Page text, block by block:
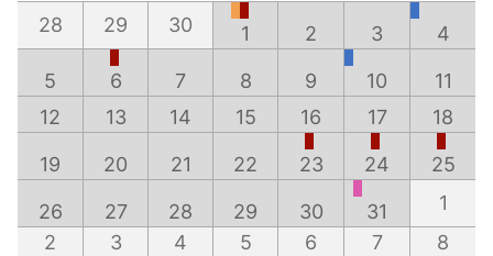
28
29 30 1 2 3 4
5 6 7 8 9 10
11
12
13 14 15 16 17 18
19 20 21 22 23 24 25
26 27 28 29 30 31
1
2
3 4 5 6 7 8